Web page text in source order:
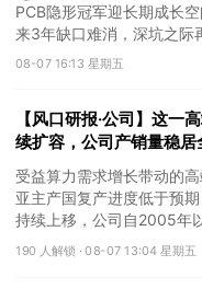
PCB隐形冠军迎长期成长
来3年缺口难消，深坑之际
③AI服务器、机器人带动
08-07 16:13 星期五
【风口研报·公司】这一
续扩容，公司产销量稳
充分受益价格上行
受益算力需求增长带动的
亚主产国复产进度低于预
持续上移，公司自2005年
产量增长与冶炼产能整合
望充分受益金属价格上行。
190 人解锁 ·08-07 13:04 星期五